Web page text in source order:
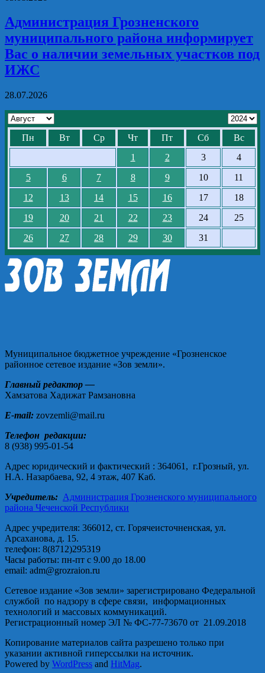
Администрация Грозненского
муниципального района информирует
Вас о наличии земельных участков под
ИЖС
28.07.2026
Пн Вт Ср Чт Пт Сб
Вс
1
2 3
4
5
6 7 8 9 10
11
12
13 14 15 16 17
18
19
20 21 22 23 24
25
26
27 28 29 30 31
Муниципальное бюджетное учреждение «Грозненское
районное сетевое издание «Зов земли».
Главный редактор —
Хамзатова Хадижат Рамзановна
E-mail: zovzemli@mail.ru
Телефон редакции:
8 (938) 995-01-54
Адрес юридический и фактический : 364061, г.Грозный, ул.
Н.А. Назарбаева, 92, 4 этаж, 407 Каб.
Учредитель: Администрация Грозненского муниципального
района Чеченской Республики
Адрес учредителя: 366012, ст. Горячеисточненская, ул.
Арсаханова, д. 15.
телефон: 8(8712)295319
Часы работы: пн-пт с 9.00 до 18.00
email: adm@grozraion.ru
Сетевое издание «Зов земли» зарегистрировано Федеральной
службой по надзору в сфере связи, информационных
технологий и массовых коммуникаций.
Регистрационный номер ЭЛ № ФС-77-73670 от 21.09.2018
Копирование материалов сайта разрешено только при
указании активной гиперссылки на источник.
Powered by WordPress and HitMag.